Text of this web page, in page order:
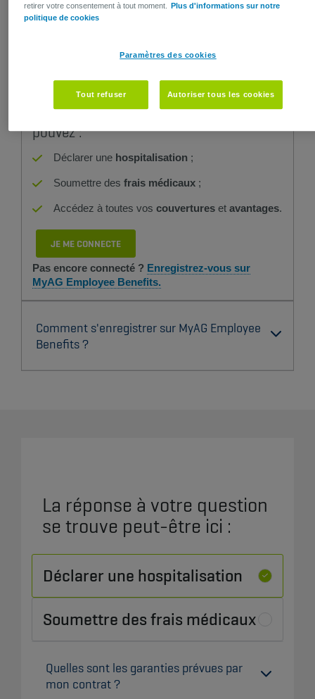
pouvez :
Déclarer une hospitalisation ;
Soumettre des frais médicaux ;
Accédez à toutes vos couvertures et avantages.
JE ME CONNECTE
Pas encore connecté ? Enregistrez-vous sur
MyAG Employee Benefits.
Comment s'enregistrer sur MyAG Employee
Benefits ?
La réponse à votre question
se trouve peut-être ici :
Déclarer une hospitalisation
Soumettre des frais médicaux
Quelles sont les garanties prévues par
mon contrat ?
retirer votre consentement à tout moment.
Plus d'informations sur notre
politique de cookies
Paramètres des cookies
Tout refuser Autoriser tous les cookies